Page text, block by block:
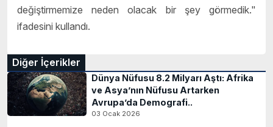
değiştirmemize neden olacak bir şey görmedik."
ifadesini kullandı.
Diğer İçerikler
Dünya Nüfusu 8.2 Milyarı Aştı: Afrika
ve Asya’nın Nüfusu Artarken
Avrupa’da Demografi..
03 Ocak 2026